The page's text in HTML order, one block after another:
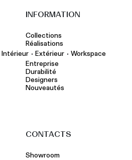
INFORMATION
Collections
Réalisations
Intérieur • Extérieur • Workspace
Entreprise
Durabilité
Designers
Nouveautés
CONTACTS
Showroom